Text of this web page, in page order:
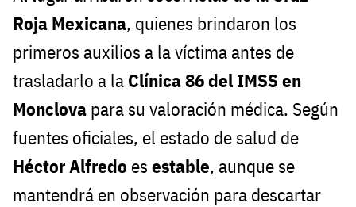
Roja Mexicana, quienes brindaron los
primeros auxilios a la víctima antes de
trasladarlo a la Clínica 86 del IMSS en
Monclova para su valoración médica. Según
fuentes oficiales, el estado de salud de
Héctor Alfredo es estable, aunque se
mantendrá en observación para descartar